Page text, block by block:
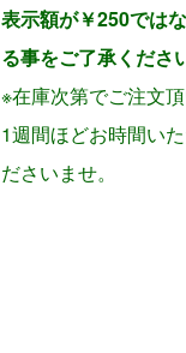
表示額が￥250では
る事をご了承くださ
※在庫次第でご注文
1週間ほどお時間い
ださいませ。